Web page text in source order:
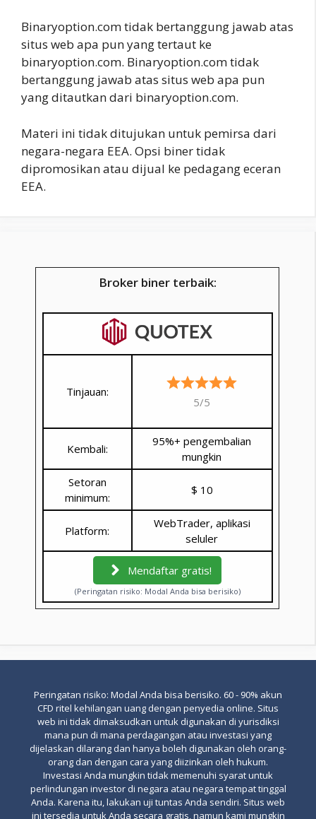
Binaryoption.com tidak bertanggung jawab atas
situs web apa pun yang tertaut ke
binaryoption.com. Binaryoption.com tidak
bertanggung jawab atas situs web apa pun
yang ditautkan dari binaryoption.com.
Materi ini tidak ditujukan untuk pemirsa dari
negara-negara EEA. Opsi biner tidak
dipromosikan atau dijual ke pedagang eceran
EEA.
Broker biner terbaik:
Tinjauan:
5/5
Kembali:
95%+ pengembalian
mungkin
Setoran
minimum:
$ 10
Platform:
WebTrader, aplikasi
seluler
Mendaftar gratis!
(Peringatan risiko: Modal Anda bisa berisiko)
Peringatan risiko: Modal Anda bisa berisiko. 60 - 90% akun
CFD ritel kehilangan uang dengan penyedia online. Situs
web ini tidak dimaksudkan untuk digunakan di yurisdiksi
mana pun di mana perdagangan atau investasi yang
dijelaskan dilarang dan hanya boleh digunakan oleh orang-
orang dan dengan cara yang diizinkan oleh hukum.
Investasi Anda mungkin tidak memenuhi syarat untuk
perlindungan investor di negara atau negara tempat tinggal
Anda. Karena itu, lakukan uji tuntas Anda sendiri. Situs web
ini tersedia untuk Anda secara gratis, namun kami mungkin